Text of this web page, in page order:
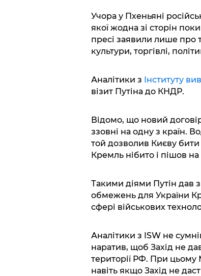
Учора у Пхеньяні
якої жодна зі сторін
пресі заявили лише про
культури, торгівлі,
Аналітики з Інституту
візит Путіна до КНДР.
Відомо, що новий
ззовні на одну з країн.
той дозволив Києву
Кремль нібито і пішов
Такими діями Путін дав
обмежень для України
сфері військових
Аналітики з ISW не
наратив, щоб Захід не
території РФ. При цьому
навіть якщо Захід не